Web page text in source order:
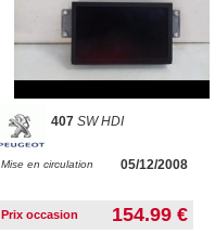
407 SW HDI
Mise en circulation 05/12/2008
Prix occasion 154.99 €